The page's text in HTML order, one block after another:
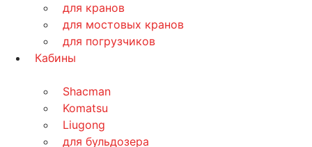
для кранов
для мостовых кранов
для погрузчиков
Кабины
Shacman
Komatsu
Liugong
для бульдозера